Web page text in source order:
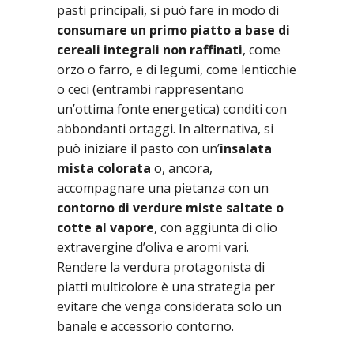
pasti principali, si può fare in modo di
consumare un primo piatto a base di
cereali integrali non raffinati, come
orzo o farro, e di legumi, come lenticchie
o ceci (entrambi rappresentano
un’ottima fonte energetica) conditi con
abbondanti ortaggi. In alternativa, si
può iniziare il pasto con un’insalata
mista colorata o, ancora,
accompagnare una pietanza con un
contorno di verdure miste saltate o
cotte al vapore, con aggiunta di olio
extravergine d’oliva e aromi vari.
Rendere la verdura protagonista di
piatti multicolore è una strategia per
evitare che venga considerata solo un
banale e accessorio contorno.